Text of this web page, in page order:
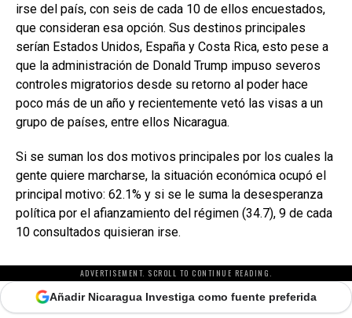
irse del país, con seis de cada 10 de ellos encuestados,
que consideran esa opción. Sus destinos principales
serían Estados Unidos, España y Costa Rica, esto pese a
que la administración de Donald Trump impuso severos
controles migratorios desde su retorno al poder hace
poco más de un año y recientemente vetó las visas a un
grupo de países, entre ellos Nicaragua.
Si se suman los dos motivos principales por los cuales la
gente quiere marcharse, la situación económica ocupó el
principal motivo: 62.1% y si se le suma la desesperanza
política por el afianzamiento del régimen (34.7), 9 de cada
10 consultados quisieran irse.
ADVERTISEMENT. SCROLL TO CONTINUE READING.
Añadir Nicaragua Investiga como fuente preferida